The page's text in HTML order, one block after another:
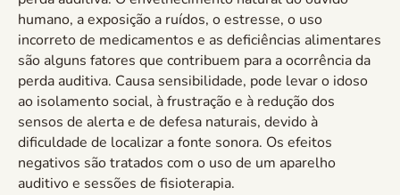
humano, a exposição a ruídos, o estresse, o uso
incorreto de medicamentos e as deficiências alimentares
são alguns fatores que contribuem para a ocorrência da
perda auditiva. Causa sensibilidade, pode levar o idoso
ao isolamento social, à frustração e à redução dos
sensos de alerta e de defesa naturais, devido à
dificuldade de localizar a fonte sonora. Os efeitos
negativos são tratados com o uso de um aparelho
auditivo e sessões de fisioterapia.